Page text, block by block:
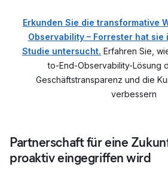
Erkunden Sie die transformative
Observability – Forrester hat sie
Studie untersucht. Erfahren Sie,
to-End-Observability-Lösung
Geschäftstransparenz und die
verbessern
Partnerschaft für eine
proaktiv eingegriffen wird